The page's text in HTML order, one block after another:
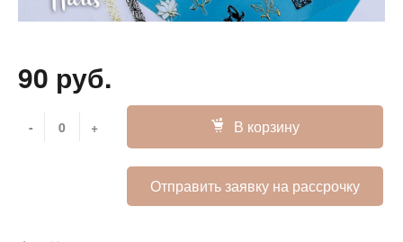
90 руб.
- + В корзину
Отправить заявку на рассрочку